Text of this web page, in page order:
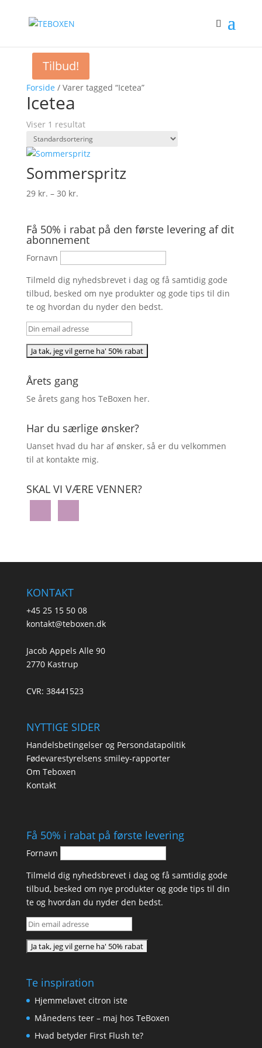
Forside / Varer tagged “Icetea”
Icetea
Viser 1 resultat
Tilbud!
Sommerspritz
29 kr. – 30 kr.Prisinterval:
30 kr.
Få 50% i rabat på den første levering af dit
abonnement
Fornavn
Tilmeld dig nyhedsbrevet i dag og få samtidig gode
tilbud, besked om nye produkter og gode tips til din
te og hvordan du nyder den bedst.
Årets gang
Se årets gang hos TeBoxen her.
Har du særlige ønsker?
Uanset hvad du har af ønsker, så er du velkommen
til at kontakte mig.
SKAL VI VÆRE VENNER?
KONTAKT
+45 25 15 50 08
kontakt@teboxen.dk
Jacob Appels Alle 90
2770 Kastrup
CVR: 38441523
NYTTIGE SIDER
Handelsbetingelser og Persondatapolitik
Fødevarestyrelsens smiley-rapporter
Om Teboxen
Kontakt
Få 50% i rabat på første levering
Fornavn
Tilmeld dig nyhedsbrevet i dag og få samtidig gode
tilbud, besked om nye produkter og gode tips til din
te og hvordan du nyder den bedst.
Te inspiration
Hjemmelavet citron iste
Månedens teer – maj hos TeBoxen
Hvad betyder First Flush te?